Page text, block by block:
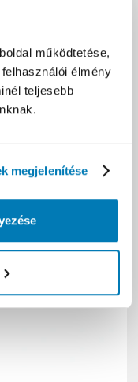
működtetése,
élmény
teljesebb
megjelenítése
(27% ÁFA)
Ft